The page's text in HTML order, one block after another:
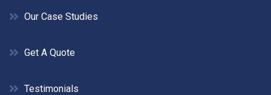
Our Case Studies
Get A Quote
Testimonials